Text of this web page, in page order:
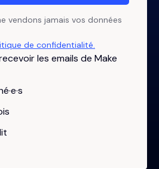
vendons jamais vos données
de confidentialité.
les emails de Make